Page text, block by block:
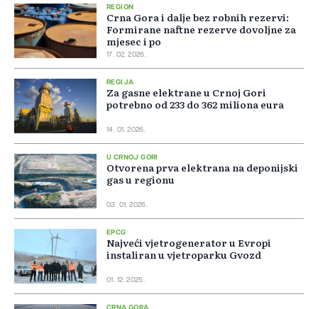
REGION
Crna Gora i dalje bez robnih rezervi:
Formirane naftne rezerve dovoljne za
mjesec i po
17. 02. 2026.
REGIJA
Za gasne elektrane u Crnoj Gori
potrebno od 233 do 362 miliona eura
14. 01. 2026.
U CRNOJ GORI
Otvorena prva elektrana na deponijski
gas u regionu
03. 01. 2026.
EPCG
Najveći vjetrogenerator u Evropi
instaliran u vjetroparku Gvozd
01. 12. 2025.